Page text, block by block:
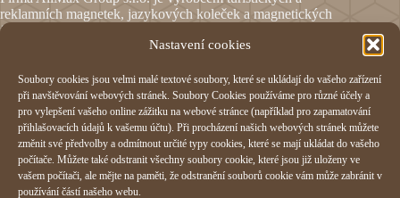
Nastavení cookies
Soubory cookies jsou velmi malé textové soubory, které se ukládají do vašeho zařízení
při navštěvování webových stránek. Soubory Cookies používáme pro různé účely a
pro vylepšení vašeho online zážitku na webové stránce (například pro zapamatování
přihlašovacích údajů k vašemu účtu). Při procházení našich webových stránek můžete
změnit své předvolby a odmítnout určité typy cookies, které se mají ukládat do vašeho
počítače. Můžete také odstranit všechny soubory cookie, které jsou již uloženy ve
vašem počítači, ale mějte na paměti, že odstranění souborů cookie vám může zabránit v
používání částí našeho webu.
reklamních magnetek, jazykových koleček a magnetických
fólií.
Informace
Obchodní podmínky
Reklamační formulář
Odstoupení od smlouvy
Ochrana osobních údajů
Cookies